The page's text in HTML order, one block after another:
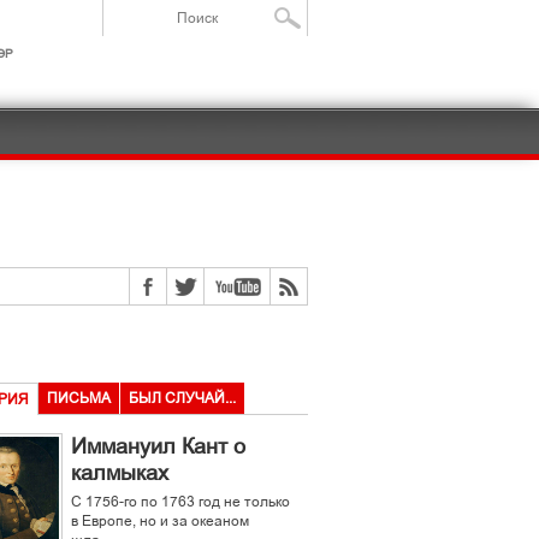
ПИСЬМА БЫЛ СЛУЧАЙ...
Иммануил Кант о
калмыках
С 1756-го по 1763 год не только
в Европе, но и за океаном